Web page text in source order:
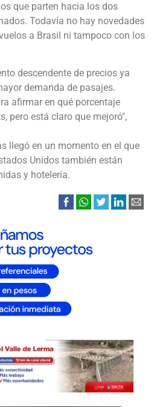
que parten hacia los dos
Todavía no hay novedades
a Brasil ni tampoco con los
descendente de precios ya
demanda de pasajes.
afirmar en qué porcentaje
pero está claro que mejoró",
llegó en un momento en el que
Unidos también están
y hotelería.